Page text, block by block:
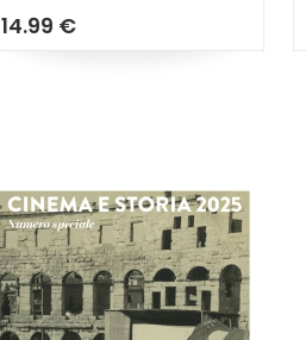
14.99 €